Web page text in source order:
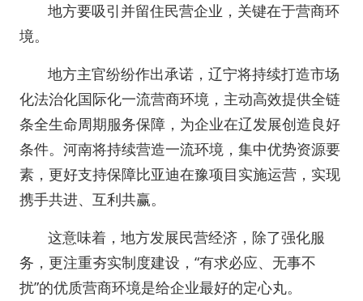
地方要吸引并留住民营企业，关键在于营商环
境。
地方主官纷纷作出承诺，辽宁将持续打造市场
化法治化国际化一流营商环境，主动高效提供全链
条全生命周期服务保障，为企业在辽发展创造良好
条件。河南将持续营造一流环境，集中优势资源要
素，更好支持保障比亚迪在豫项目实施运营，实现
携手共进、互利共赢。
这意味着，地方发展民营经济，除了强化服
务，更注重夯实制度建设，“有求必应、无事不
扰”的优质营商环境是给企业最好的定心丸。